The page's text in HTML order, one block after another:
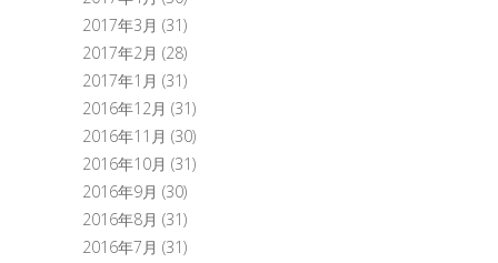
2017年3月 (31)
2017年2月 (28)
2017年1月 (31)
2016年12月 (31)
2016年11月 (30)
2016年10月 (31)
2016年9月 (30)
2016年8月 (31)
2016年7月 (31)